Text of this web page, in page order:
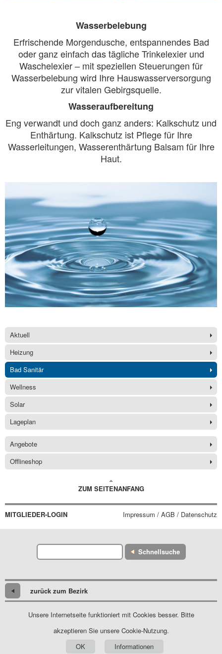
Wasserbelebung
Erfrischende Morgendusche, entspannendes Bad
oder ganz einfach das tägliche Trinkelexier und
Waschelexier – mit speziellen Steuerungen für
Wasserbelebung wird Ihre Hauswasserversorgung
zur vitalen Gebirgsquelle.
Wasseraufbereitung
Eng verwandt und doch ganz anders: Kalkschutz und
Enthärtung. Kalkschutz ist Pflege für Ihre
Wasserleitungen, Wasserenthärtung Balsam für Ihre
Haut.
Aktuell
Heizung
Bad Sanitär
Wellness
Solar
Lageplan
Angebote
Offlineshop
ZUM SEITENANFANG
MITGLIEDER-LOGIN Impressum / AGB / Datenschutz
Schnellsuche
zurück zum Bezirk
Unsere Internetseite funktioniert mit Cookies besser. Bitte
akzeptieren Sie unsere Cookie-Nutzung.
OK
Informationen